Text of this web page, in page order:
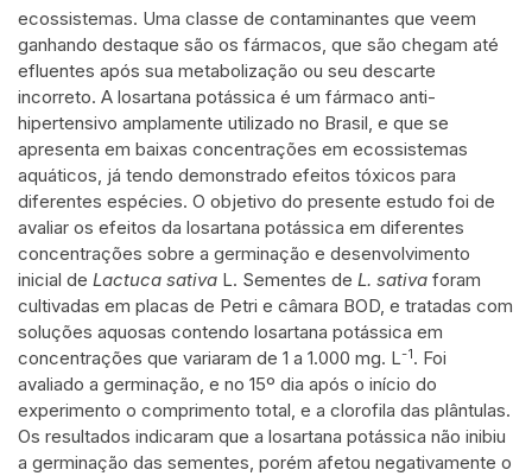
ecossistemas. Uma classe de contaminantes que veem
ganhando destaque são os fármacos, que são chegam até
efluentes após sua metabolização ou seu descarte
incorreto. A losartana potássica é um fármaco anti-
hipertensivo amplamente utilizado no Brasil, e que se
apresenta em baixas concentrações em ecossistemas
aquáticos, já tendo demonstrado efeitos tóxicos para
diferentes espécies. O objetivo do presente estudo foi de
avaliar os efeitos da losartana potássica em diferentes
concentrações sobre a germinação e desenvolvimento
inicial de Lactuca sativa L. Sementes de L. sativa foram
cultivadas em placas de Petri e câmara BOD, e tratadas com
soluções aquosas contendo losartana potássica em
concentrações que variaram de 1 a 1.000 mg. L-1. Foi
avaliado a germinação, e no 15º dia após o início do
experimento o comprimento total, e a clorofila das plântulas.
Os resultados indicaram que a losartana potássica não inibiu
a germinação das sementes, porém afetou negativamente o